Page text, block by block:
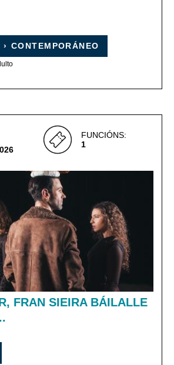
› CONTEMPORÁNEO
FUNCIÓNS:
1
FRAN SIEIRA BÁILALLE